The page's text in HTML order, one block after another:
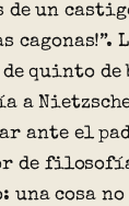
de un
quinto
a Nietzsche
ante el
de
cosa no